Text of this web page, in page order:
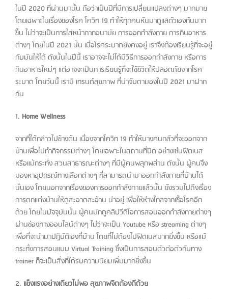
ในปี 2020 ที่ผ่านมานั้น ถือว่าเป็นปีที่มีการเปลี่ยนแปลงต่างๆ มากมาย
โดยเฉพาะในเรื่องของโรค โควิท 19 ทำให้ทุกคนหันมาดูแลตัวเองกันมาก
ขึ้น ไม่ว่าจะเป็นการใส่หน้ากากอนามัย การออกกำลังกาย การกินอาหาร
ต่างๆ โดยในปี 2021 นั้น เมื่อโรคระบาดยังคงอยู่ เราจึงต้องเรียนรู้ที่จะอยู่
กับมันให้ได้ ดังนั้นในปีนี้ เราอาจจะไม่ได้มีวิธีการออกกำลังกาย หรือการ
กินอาหารใหม่ๆ แต่อาจจะเป็นการเรียนรู้ที่จะใช้ชีวิตให้ปลอดภัยจากโรค
ระบาด โดยวันนี้ เรามี เทรนด์สุขภาพ ที่น่าจับตามองในปี 2021 มาฝาก
กัน
1. Home Wellness
จากที่ได้กล่าวไปข้างต้น เนื่องจากโควิท 19 ทำให้บางคนกลัวที่จะออกจาก
บ้านเพื่อไปทำกิจกรรมต่างๆ โดยเฉพาะในสถานที่ปิด อย่างเช่นฟิตเนส
หรือแม้กระทั่ง สวนสาธารณะต่างๆ ที่มีผู้คนพลุกพล่าน ดังนั้น ผู้คนจึง
มองหาอุปกรณ์ทางเลือกต่างๆ ที่สามารถนำมาออกกำลังกายที่บ้านได้
นั่นเอง โดยนอกจากเรื่องของการออกกำลังกายแล้วนั้น ยังรวมไปถึงเรื่อง
การตกแต่งบ้านให้ดูสะอาดสะอ้าน น่าอยู่ เพื่อให้ห่างไกลจากเชื้อโรคอีก
ด้วย โดยในปัจจุบันนั้น ผู้คนมักดูคลิปวีดีโอการสอนออกกำลังกายต่างๆ
ผ่านช่องทางออนไลน์ต่างๆ ไม่ว่าจะเป็น Youtube หรือ streaming ต่างๆ
เพื่อที่จะนำมาปฏิบัติเองที่บ้าน โดยที่ไม่ต้องไปฟิตเนสมากยิ่งขึ้น หรือแม้
กระทั่งการสอนแบบ Virtual Training ซึ่งเป็นการสอนตัวต่อตัวกับทาง
trainer ก็จะเป็นสิ่งที่ได้รับความนิยมเพิ่มมากยิ่งขึ้น
2. แข็งแรงอย่างเดียวไม่พอ สุขภาพจิตต้องดีด้วย